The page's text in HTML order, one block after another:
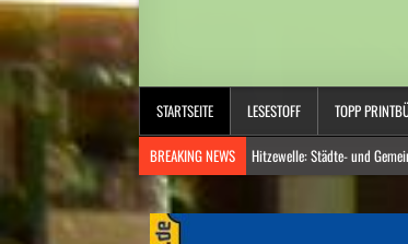
STARTSEITE LESESTOFF TOPP
BREAKING NEWS
Hitzewelle: Städte- und
Niedrige Wasserstände: Auf Rekordtief
Umweltkatastrophe: Drohende Ölkatastrophe vor